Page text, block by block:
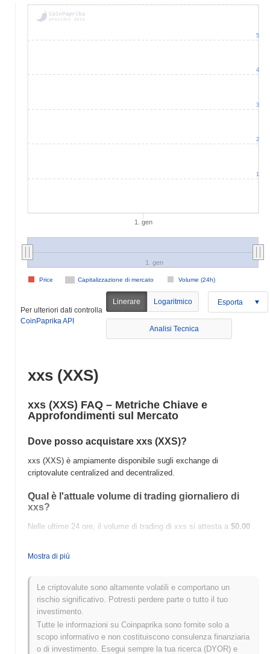
1. gen
Capitalizzazione di mercato Volume (24h)
Price
1. gen
1
2
3
4
5
Per ulteriori dati controlla
CoinPaprika API
Linerare Logaritmico Esporta
Analisi Tecnica
xxs (XXS)
xxs (XXS) FAQ – Metriche Chiave e
Approfondimenti sul Mercato
Dove posso acquistare xxs (XXS)?
xxs (XXS) è ampiamente disponibile sugli exchange di
criptovalute centralized and decentralized.
Qual è l'attuale volume di trading giornaliero di
xxs?
Nelle ultime 24 ore, il volume di trading di xxs si attesta a $0.00 .
Minimo Storico (ATL):
xxs è attualmente scambiato ~99.97% al di sotto del suo ATH .
Come si sta comportando xxs rispetto al mercato
crypto più ampio?
Mostra di più
Le criptovalute sono altamente volatili e comportano un
rischio significativo. Potresti perdere parte o tutto il tuo
investimento.
Tutte le informazioni su Coinpaprika sono fornite solo a
scopo informativo e non costituiscono consulenza finanziaria
o di investimento. Esegui sempre la tua ricerca (DYOR) e